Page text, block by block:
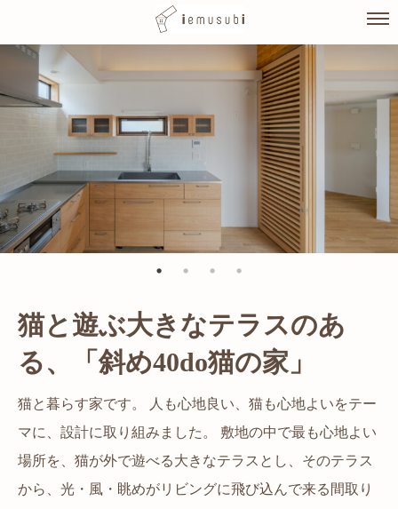
Skip
content
猫と遊ぶ大きなテラスのあ
る、「斜め40do猫の家」
猫と暮らす家です。 人も心地良い、猫も心地よいをテー
マに、設計に取り組みました。 敷地の中で最も心地よい
場所を、猫が外で遊べる大きなテラスとし、そのテラス
から、光・風・眺めがリビングに飛び込んで来る間取り
光が溢れ、広がりある空間の
家
都心でありながらも緑の多いエリアです。 その緑の借景
も取り入れること、窓の配置を工夫することで、光を取
り入れながらも、カーテンを閉じずに生活できる様設計
しています。
自然の中の岩山を切り開いて造った、ワイルドなゲスト
ハウスをイメージした空間が広がる都市型住宅です。
かつての機織り工場が、その趣を残しつつ孫世帯の住居
へと蘇りました。